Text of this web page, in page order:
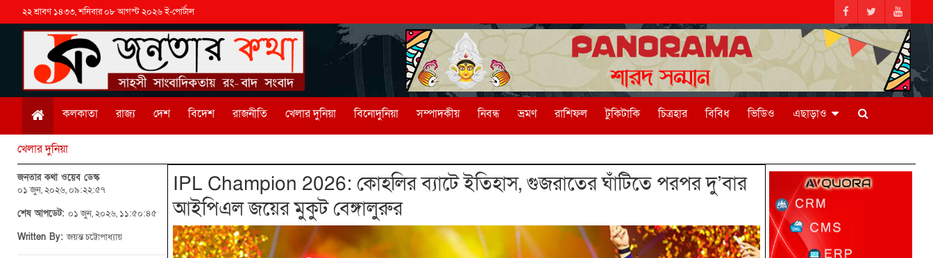
২২ শ্রাবণ ১৪৩৩, শনিবার ০৮ আগস্ট ২০২৬ ই-পোর্টাল
কলকাতা রাজ্য দেশ বিদেশ রাজনীতি খেলার দুনিয়া বিনোদুনিয়া সম্পাদকীয় নিবন্ধ ভ্রমণ রাশিফল টুকিটাকি চিত্রহার বিবিধ ভিডিও এছাড়াও
খেলার দুনিয়া
জনতার কথা ওয়েব ডেস্ক
০১ জুন, ২০২৬, ০৯:২২:৫৭
শেষ আপডেট: ০১ জুন, ২০২৬, ১১:৫০:৪৫
Written By:জয়ন্ত চট্টোপাধ্যায়
IPL Champion 2026: কোহলির ব্যাটে ইতিহাস, গুজরাতের ঘাঁটিতে পরপর দু’বার
আইপিএল জয়ের মুকুট বেঙ্গালুরুর